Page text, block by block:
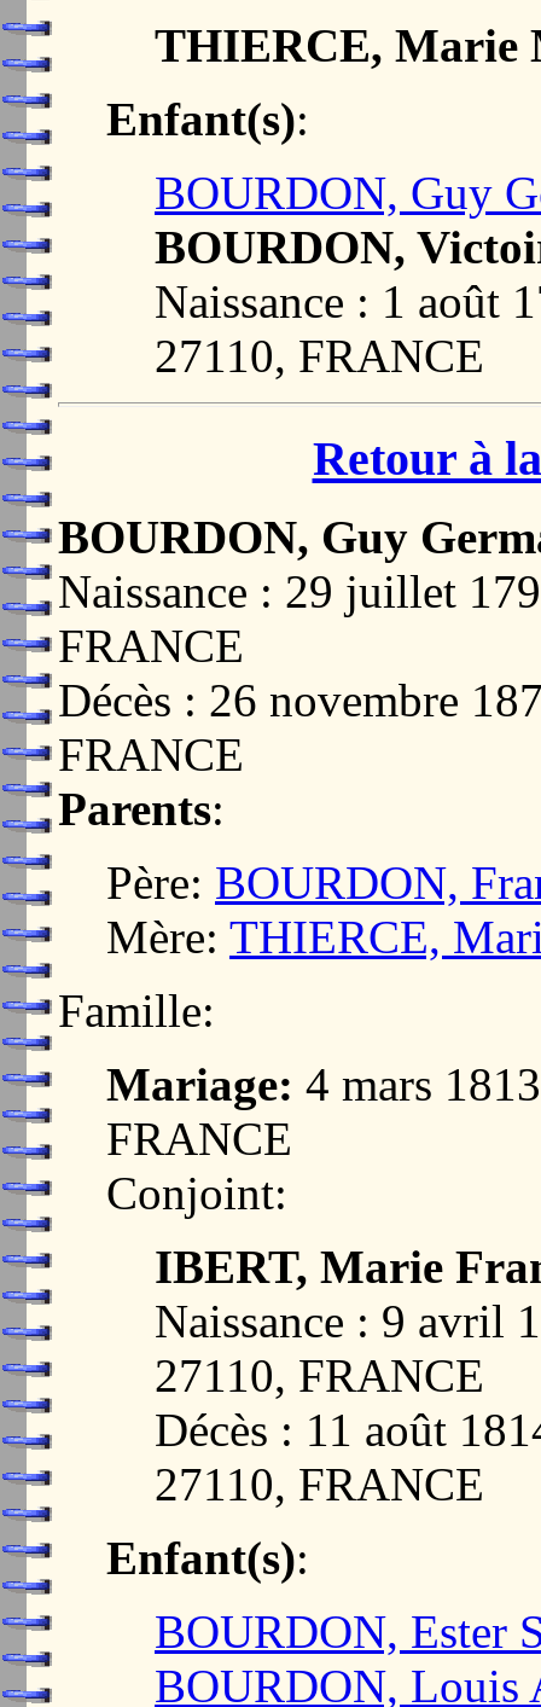
THIERCE, Marie
Enfant(s):
BOURDON, Guy
BOURDON,
Naissance : 1 août
27110, FRANCE
Retour à
BOURDON, Guy
Naissance : 29 juillet
FRANCE
Décès : 26 novembre
FRANCE
Parents:
Père: BOURDON,
Mère: THIERCE,
Famille:
Mariage: 4 mars
FRANCE
Conjoint:
IBERT, Marie
Naissance : 9 avril
27110, FRANCE
Décès : 11 août
27110, FRANCE
Enfant(s):
BOURDON, Ester
BOURDON, Louis